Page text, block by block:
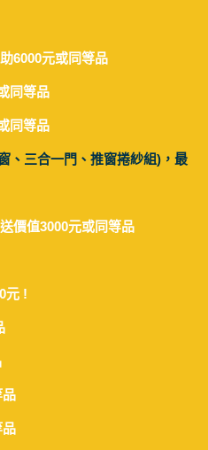
6000元或同等品
同等品
同等品
、三合一門、推窗捲紗組)，最
價值3000元或同等品
元 !
品
品